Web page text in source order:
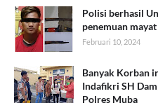
Polisi berhasil
penemuan
Februari 10, 2024
Banyak Korban
Indafikri SH
Polres Muba